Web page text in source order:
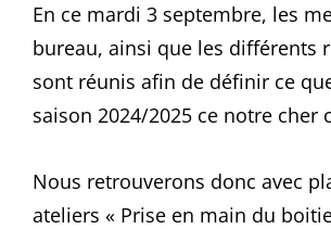
En ce mardi 3 septembre, les
bureau, ainsi que les différents
sont réunis afin de définir ce
saison 2024/2025 ce notre cher
Nous retrouverons donc avec
ateliers « Prise en main du